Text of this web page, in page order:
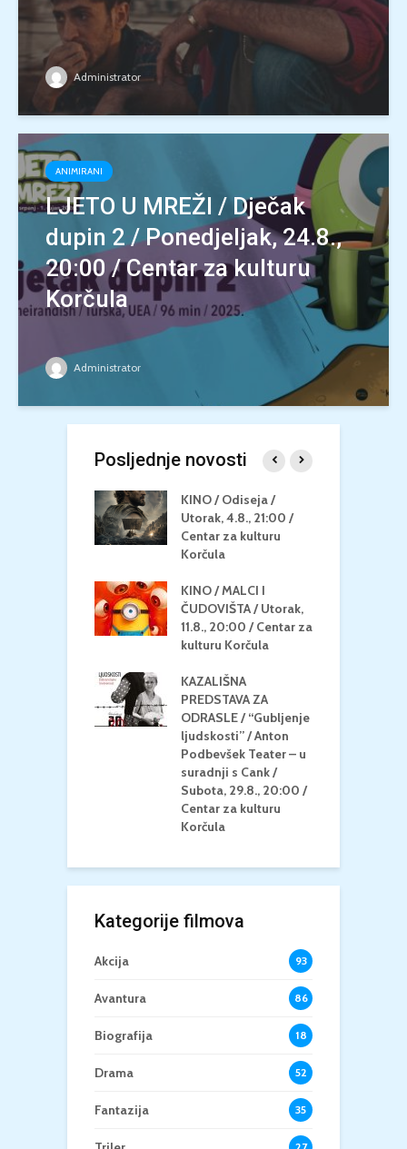
Administrator
ANIMIRANI
LJETO U MREŽI / Dječak
dupin 2 / Ponedjeljak, 24.8.,
20:00 / Centar za kulturu
Korčula
Administrator
Posljednje novosti
KINO / Odiseja /
Utorak, 4.8., 21:00 /
Centar za kulturu
Korčula
KINO / MALCI I
ČUDOVIŠTA / Utorak,
11.8., 20:00 / Centar za
kulturu Korčula
KAZALIŠNA
PREDSTAVA ZA
ODRASLE / “Gubljenje
ljudskosti” / Anton
Podbevšek Teater – u
suradnji s Cank /
Subota, 29.8., 20:00 /
Centar za kulturu
Korčula
Kategorije filmova
Akcija 93
Avantura 86
Biografija 18
Drama 52
Fantazija 35